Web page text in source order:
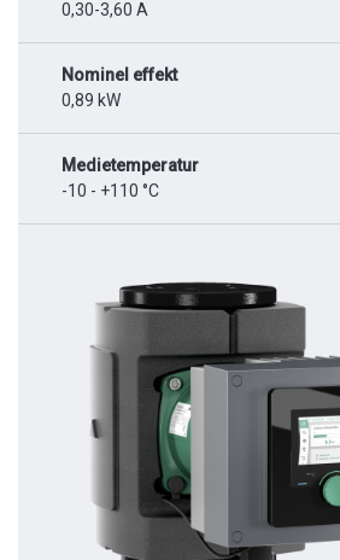
0,30-3,60 A
Nominel effekt
0,89 kW
Medietemperatur
-10 - +110 °C